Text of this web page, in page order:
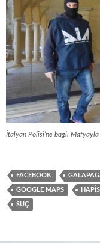
İtalyan Polisi’ne bağlı
FACEBOOK
GOOGLE MAPS HAPIS
SUÇ